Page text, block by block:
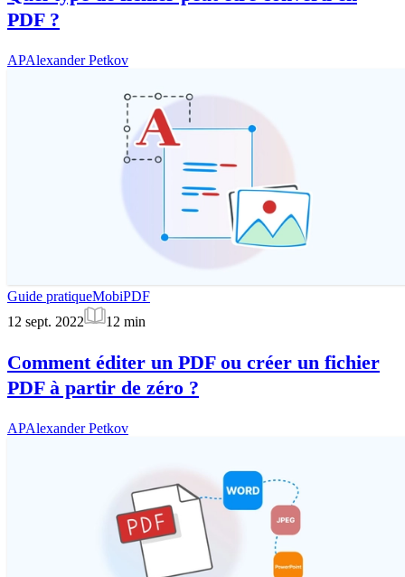
PDF ?
APAlexander Petkov
Guide pratiqueMobiPDF
12 sept. 2022
12 min
Comment éditer un PDF ou créer un fichier
PDF à partir de zéro ?
APAlexander Petkov